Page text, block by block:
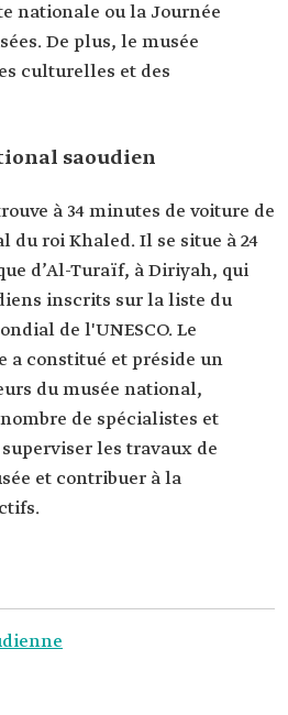
nationale ou la Journée
De plus, le musée
culturelles et des
saoudien
à 34 minutes de voiture de
roi Khaled. Il se situe à 24
d’Al-Turaïf, à Diriyah, qui
inscrits sur la liste du
de l'UNESCO. Le
a constitué et préside un
du musée national,
de spécialistes et
les travaux de
et contribuer à la